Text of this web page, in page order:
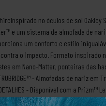
no óculos de sol
e um sistema de almofada de
um conforto e estilo
o impacto. Formato inspirado
em Nano-Matter, ponteiras
TRUBRIDGE™ - Almofadas de nariz
DETALHES - Disponível com a
da luz: 12%Condições de